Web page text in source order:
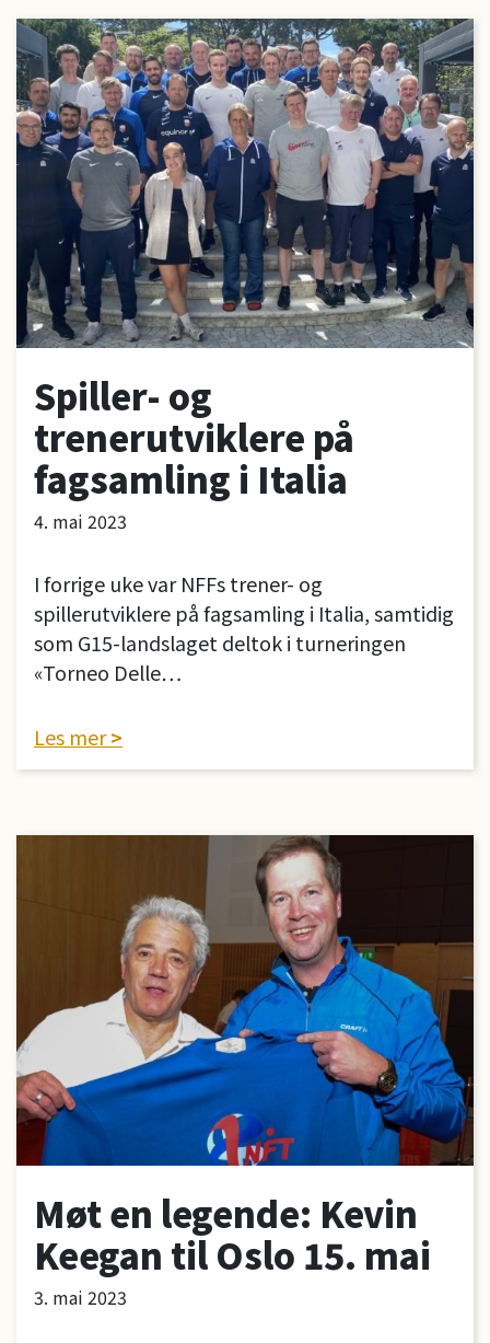
4. mai 2023
Spiller- og
trenerutviklere på
fagsamling i Italia
I forrige uke var NFFs trener- og
spillerutviklere på fagsamling i Italia, samtidig
som G15-landslaget deltok i turneringen
«Torneo Delle…
Les mer
3. mai 2023
Møt en legende: Kevin
Keegan til Oslo 15. mai